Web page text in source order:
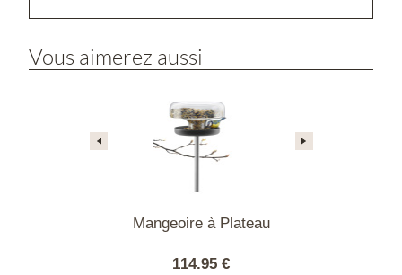
Vous aimerez aussi
Mangeoire à Plateau
114.95 €